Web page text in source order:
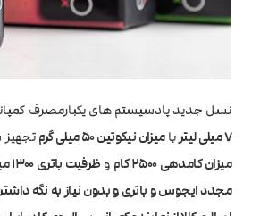
نسل جدید پادسیستم های یکبارمصرف
7 میلی لیتر
بامیزان نیکوتین 50 میلی گرم
تجهیز
میزان کامدهی 2500 کام
و ظرفیت باتری 1300 میلی آمپر
مجدد ایجوس و باتری و بدون نیاز به نگه